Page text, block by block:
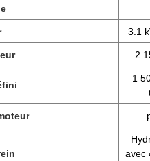
3.1
2
1
avec